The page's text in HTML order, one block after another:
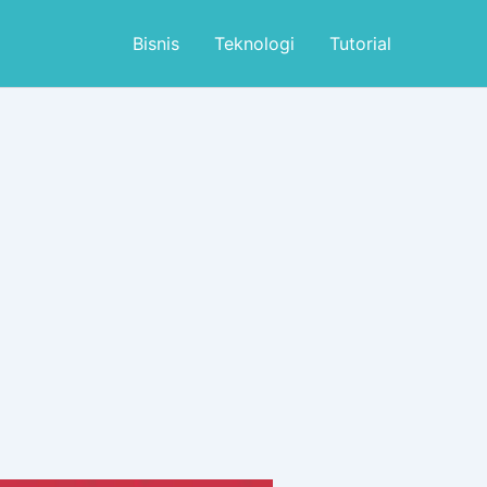
Bisnis Teknologi Tutorial